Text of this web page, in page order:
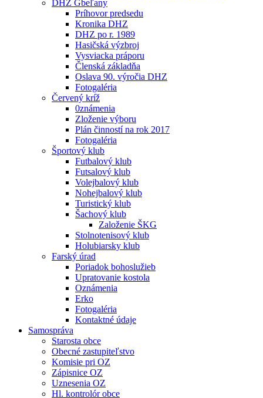
DHZ Gbeľany
Príhovor predsedu
Kronika DHZ
DHZ po r. 1989
Hasičská výzbroj
Vysviacka práporu
Členská základňa
Oslava 90. výročia DHZ
Fotogaléria
Červený kríž
0známenia
Zloženie výboru
Plán činností na rok 2017
Fotogaléria
Športový klub
Futbalový klub
Futsalový klub
Volejbalový klub
Nohejbalový klub
Turistický klub
Šachový klub
Založenie ŠKG
Stolnotenisový klub
Holubiarsky klub
Farský úrad
Poriadok bohoslužieb
Upratovanie kostola
Oznámenia
Erko
Fotogaléria
Kontaktné údaje
Samospráva
Starosta obce
Obecné zastupiteľstvo
Komisie pri OZ
Zápisnice OZ
Uznesenia OZ
Hl. kontrolór obce